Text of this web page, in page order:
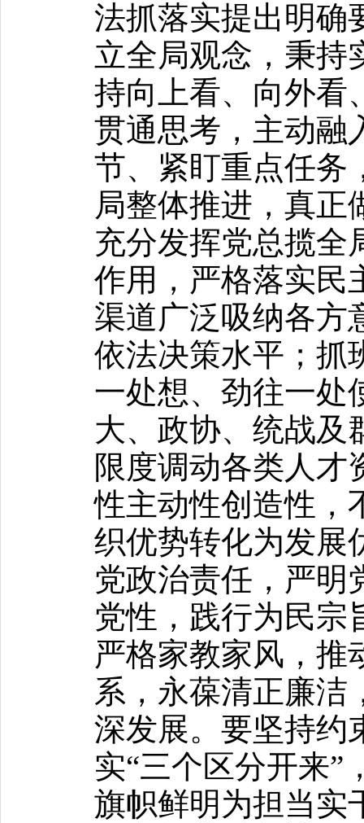
法抓落实提出明确
立全局观念，秉持
持向上看、向外看
贯通思考，主动融
节、紧盯重点任务
局整体推进，真正
充分发挥党总揽全
作用，严格落实民
渠道广泛吸纳各方
依法决策水平；抓
一处想、劲往一处
大、政协、统战及
限度调动各类人才
性主动性创造性，
织优势转化为发展
党政治责任，严明
党性，践行为民宗
严格家教家风，推
系，永葆清正廉洁
深发展。要坚持约
实“三个区分开来”
旗帜鲜明为担当实